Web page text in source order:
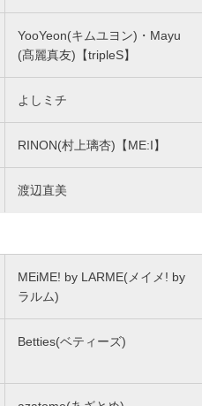
YooYeon(キムユヨン)・Mayu
(髙麗真友)【tripleS】
よしミチ
RINON(村上璃杏)【ME:I】
渡辺直美
MEiME! by LARME(メイメ! by
ラルム)
Betties(ベティーズ)